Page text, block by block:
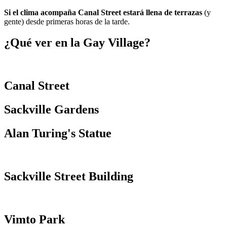
Si el clima acompaña Canal Street estará llena de terrazas (y
gente) desde primeras horas de la tarde.
¿Qué ver en la Gay Village?
Canal Street
Sackville Gardens
Alan Turing's Statue
Sackville Street Building
Vimto Park